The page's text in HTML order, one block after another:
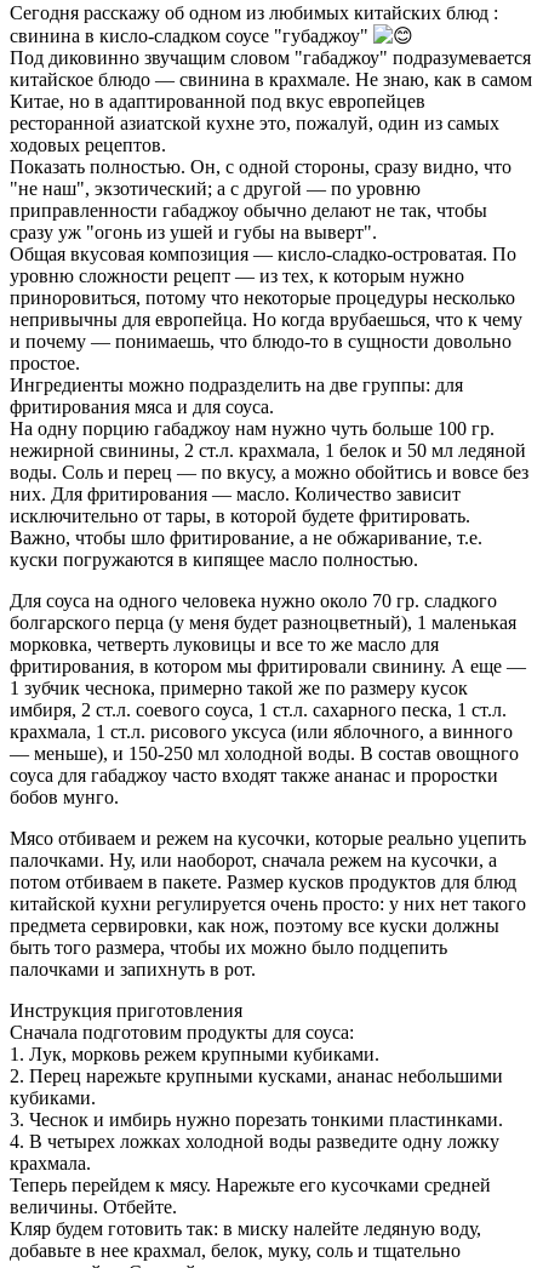
Сегодня расскажу об одном из любимых китайских блюд :
свинина в кисло-сладком соусе "губаджоу"
Под диковинно звучащим словом "габаджоу" подразумевается
китайское блюдо — свинина в крахмале. Не знаю, как в самом
Китае, но в адаптированной под вкус европейцев
ресторанной азиатской кухне это, пожалуй, один из самых
ходовых рецептов.
Показать полностью. Он, с одной стороны, сразу видно, что
"не наш", экзотический; а с другой — по уровню
приправленности габаджоу обычно делают не так, чтобы
сразу уж "огонь из ушей и губы на выверт".
Общая вкусовая композиция — кисло-сладко-островатая. По
уровню сложности рецепт — из тех, к которым нужно
приноровиться, потому что некоторые процедуры несколько
непривычны для европейца. Но когда врубаешься, что к чему
и почему — понимаешь, что блюдо-то в сущности довольно
простое.
Ингредиенты можно подразделить на две группы: для
фритирования мяса и для соуса.
На одну порцию габаджоу нам нужно чуть больше 100 гр.
нежирной свинины, 2 ст.л. крахмала, 1 белок и 50 мл ледяной
воды. Соль и перец — по вкусу, а можно обойтись и вовсе без
них. Для фритирования — масло. Количество зависит
исключительно от тары, в которой будете фритировать.
Важно, чтобы шло фритирование, а не обжаривание, т.е.
куски погружаются в кипящее масло полностью.
Для соуса на одного человека нужно около 70 гр. сладкого
болгарского перца (у меня будет разноцветный), 1 маленькая
морковка, четверть луковицы и все то же масло для
фритирования, в котором мы фритировали свинину. А еще —
1 зубчик чеснока, примерно такой же по размеру кусок
имбиря, 2 ст.л. соевого соуса, 1 ст.л. сахарного песка, 1 ст.л.
крахмала, 1 ст.л. рисового уксуса (или яблочного, а винного
— меньше), и 150-250 мл холодной воды. В состав овощного
соуса для габаджоу часто входят также ананас и проростки
бобов мунго.
Мясо отбиваем и режем на кусочки, которые реально уцепить
палочками. Ну, или наоборот, сначала режем на кусочки, а
потом отбиваем в пакете. Размер кусков продуктов для блюд
китайской кухни регулируется очень просто: у них нет такого
предмета сервировки, как нож, поэтому все куски должны
быть того размера, чтобы их можно было подцепить
палочками и запихнуть в рот.
Инструкция приготовления
Сначала подготовим продукты для соуса:
1. Лук, морковь режем крупными кубиками.
2. Перец нарежьте крупными кусками, ананас небольшими
кубиками.
3. Чеснок и имбирь нужно порезать тонкими пластинками.
4. В четырех ложках холодной воды разведите одну ложку
крахмала.
Теперь перейдем к мясу. Нарежьте его кусочками средней
величины. Отбейте.
Кляр будем готовить так: в миску налейте ледяную воду,
добавьте в нее крахмал, белок, муку, соль и тщательно